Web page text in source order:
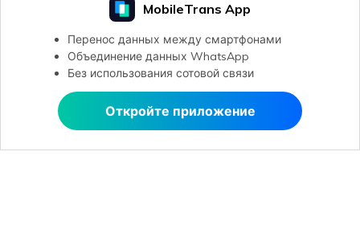
MobileTrans App
Перенос данных между смартфонами
Объединение данных WhatsApp
Без использования сотовой связи
Откройте приложение
Открыть в MobileTrans
Открыть в MobileTrans